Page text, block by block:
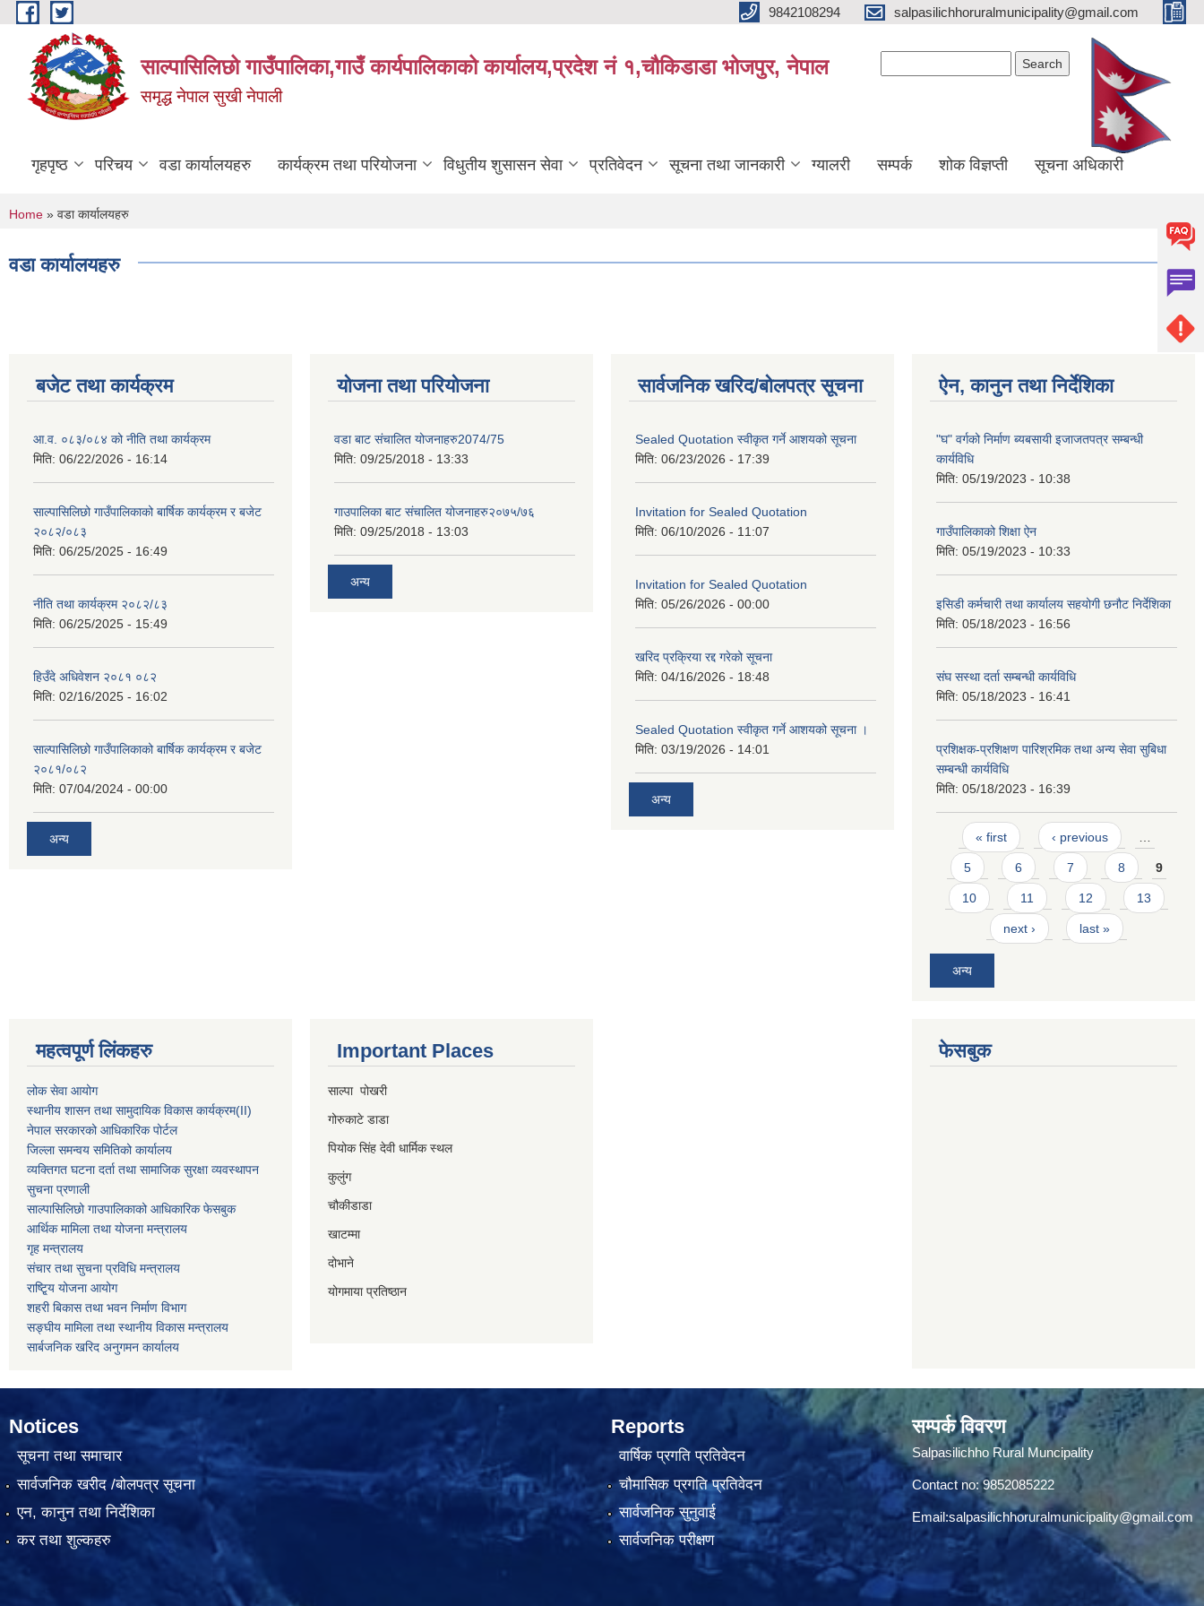
Skip to main content 9842108294 salpasilichhoruralmunicipality@gmail.com
साल्पासिलिछो गाउँपालिका,गाउँ कार्यपालिकाको कार्यालय,प्रदेश नं १,चौकिडाडा भोजपुर, नेपाल
समृद्ध नेपाल सुखी नेपाली
गृहपृष्ठ परिचय वडा कार्यालयहरु कार्यक्रम तथा परियोजना विधुतीय शुसासन सेवा प्रतिवेदन सूचना तथा जानकारी ग्यालरी सम्पर्क शोक विज्ञप्ती सूचना अधिकारी
You are here
Home » वडा कार्यालयहरु
वडा कार्यालयहरु
बजेट तथा कार्यक्रम
आ.व. ०८३/०८४ को नीति तथा कार्यक्रम
मिति: 06/22/2026 - 16:14
साल्पासिलिछो गाउँपालिकाको बार्षिक कार्यक्रम र बजेट
२०८२/०८३
मिति: 06/25/2025 - 16:49
नीति तथा कार्यक्रम २०८२/८३
मिति: 06/25/2025 - 15:49
हिउँदे अधिवेशन २०८१ ०८२
मिति: 02/16/2025 - 16:02
साल्पासिलिछो गाउँपालिकाको बार्षिक कार्यक्रम र बजेट
२०८१/०८२
मिति: 07/04/2024 - 00:00
अन्य
योजना तथा परियोजना
वडा बाट संचालित योजनाहरु2074/75
मिति: 09/25/2018 - 13:33
गाउपालिका बाट संचालित योजनाहरु२०७५/७६
मिति: 09/25/2018 - 13:03
अन्य
सार्वजनिक खरिद/बोलपत्र सूचना
Sealed Quotation स्वीकृत गर्ने आशयको सूचना
मिति: 06/23/2026 - 17:39
Invitation for Sealed Quotation
मिति: 06/10/2026 - 11:07
Invitation for Sealed Quotation
मिति: 05/26/2026 - 00:00
खरिद प्रक्रिया रद्द गरेको सूचना
मिति: 04/16/2026 - 18:48
Sealed Quotation स्वीकृत गर्ने आशयको सूचना ।
मिति: 03/19/2026 - 14:01
अन्य
ऐन, कानुन तथा निर्देशिका
"घ" वर्गको निर्माण ब्यबसायी इजाजतपत्र सम्बन्धी
कार्यविधि
मिति: 05/19/2023 - 10:38
गाउँपालिकाको शिक्षा ऐन
मिति: 05/19/2023 - 10:33
इसिडी कर्मचारी तथा कार्यालय सहयोगी छनौट निर्देशिका
मिति: 05/18/2023 - 16:56
संघ सस्था दर्ता सम्बन्धी कार्यविधि
मिति: 05/18/2023 - 16:41
प्रशिक्षक-प्रशिक्षण पारिश्रमिक तथा अन्य सेवा सुबिधा
सम्बन्धी कार्यविधि
मिति: 05/18/2023 - 16:39
Pages
« first ‹ previous …
5 6 7 8 9
10 11 12 13
next › last »
अन्य
महत्वपूर्ण लिंकहरु
लोक सेवा आयोग
स्थानीय शासन तथा सामुदायिक विकास कार्यक्रम(II)
नेपाल सरकारको आधिकारिक पोर्टल
जिल्ला समन्वय समितिको कार्यालय
व्यक्तिगत घटना दर्ता तथा सामाजिक सुरक्षा व्यवस्थापन
सुचना प्रणाली
साल्पासिलिछो गाउपालिकाको आधिकारिक फेसबुक
आर्थिक मामिला तथा योजना मन्त्रालय
गृह मन्त्रालय
संचार तथा सुचना प्रविधि मन्त्रालय
राष्टि्ृय योजना आयोग
शहरी बिकास तथा भवन निर्माण विभाग
सङ्घीय मामिला तथा स्थानीय विकास मन्त्रालय
सार्बजनिक खरिद अनुगमन कार्यालय
Important Places
साल्पा पोखरी
गोरुकाटे डाडा
पियोक सिंह देवी धार्मिक स्थल
कुलुंग
चौकीडाडा
खाटम्मा
दोभाने
योगमाया प्रतिष्ठान
फेसबुक
Notices
सूचना तथा समाचार
सार्वजनिक खरीद /बोलपत्र सूचना
एन, कानुन तथा निर्देशिका
कर तथा शुल्कहरु
Reports
वार्षिक प्रगति प्रतिवेदन
चौमासिक प्रगति प्रतिवेदन
सार्वजनिक सुनुवाई
सार्वजनिक परीक्षण
सम्पर्क विवरण
Salpasilichho Rural Muncipality
Contact no: 9852085222
Email:salpasilichhoruralmunicipality@gmail.com